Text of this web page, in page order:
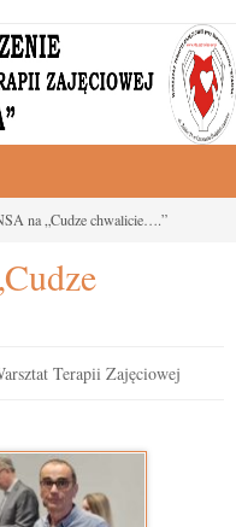
na „Cudze chwalicie….”
Terapii Zajęciowej